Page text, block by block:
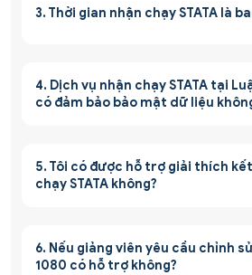
3. Thời gian nhận chạy STATA là
4. Dịch vụ nhận chạy STATA tại
có đảm bảo bảo mật dữ liệu
5. Tôi có được hỗ trợ giải thích
chạy STATA không?
6. Nếu giảng viên yêu cầu chỉnh
1080 có hỗ trợ không?